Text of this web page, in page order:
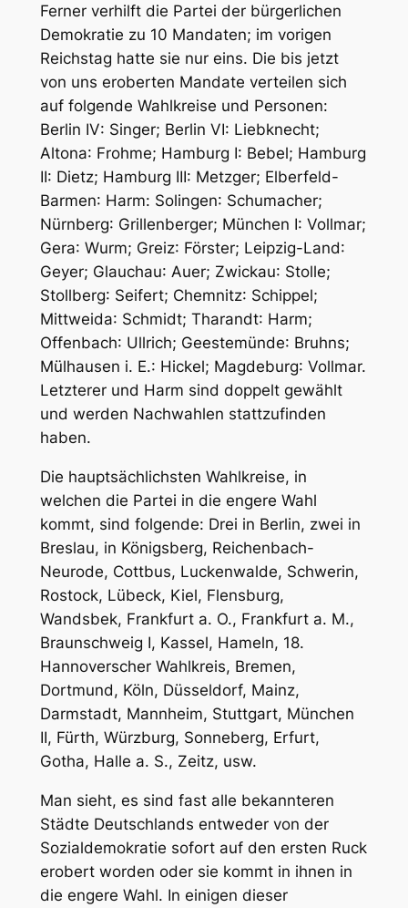
Ferner verhilft die Partei der bürgerlichen
Demokratie zu 10 Mandaten; im vorigen
Reichstag hatte sie nur eins. Die bis jetzt
von uns eroberten Mandate verteilen sich
auf folgende Wahlkreise und Personen:
Berlin IV: Singer; Berlin VI: Liebknecht;
Altona: Frohme; Hamburg I: Bebel; Hamburg
II: Dietz; Hamburg III: Metzger; Elberfeld-
Barmen: Harm: Solingen: Schumacher;
Nürnberg: Grillenberger; München I: Vollmar;
Gera: Wurm; Greiz: Förster; Leipzig-Land:
Geyer; Glauchau: Auer; Zwickau: Stolle;
Stollberg: Seifert; Chemnitz: Schippel;
Mittweida: Schmidt; Tharandt: Harm;
Offenbach: Ullrich; Geestemünde: Bruhns;
Mülhausen i. E.: Hickel; Magdeburg: Vollmar.
Letzterer und Harm sind doppelt gewählt
und werden Nachwahlen stattzufinden
haben.
Die hauptsächlichsten Wahlkreise, in
welchen die Partei in die engere Wahl
kommt, sind folgende: Drei in Berlin, zwei in
Breslau, in Königsberg, Reichenbach-
Neurode, Cottbus, Luckenwalde, Schwerin,
Rostock, Lübeck, Kiel, Flensburg,
Wandsbek, Frankfurt a. O., Frankfurt a. M.,
Braunschweig I, Kassel, Hameln, 18.
Hannoverscher Wahlkreis, Bremen,
Dortmund, Köln, Düsseldorf, Mainz,
Darmstadt, Mannheim, Stuttgart, München
II, Fürth, Würzburg, Sonneberg, Erfurt,
Gotha, Halle a. S., Zeitz, usw.
Man sieht, es sind fast alle bekannteren
Städte Deutschlands entweder von der
Sozialdemokratie sofort auf den ersten Ruck
erobert worden oder sie kommt in ihnen in
die engere Wahl. In einigen dieser